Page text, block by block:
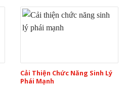
Cải Thiện Chức Năng Sinh Lý
Phái Mạnh